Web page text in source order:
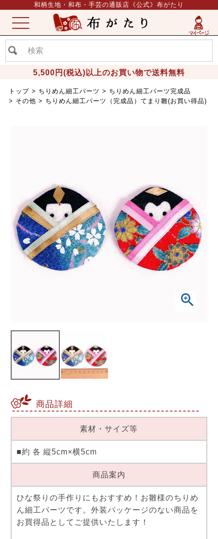
和柄生地・和布・手芸の通販店《公式》布がたり
5,500円(税込)以上のお買い物で送料無料
ME
NU
トップ ちりめん細工パーツ
ちりめん細工パーツ完成品
その他
ちりめん細工パーツ（完成品）てまり雛(お買い得品)
商品詳細
素材・サイズ等
■約 各 縦5cm×横5cm
商品案内
ひな祭りの手作りにもおすすめ！お雛様のちりめ
ん細工パーツです。外装パッケージのない商品を
お買得品としてご提供いたします！